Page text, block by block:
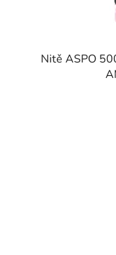
Nitě ASPO